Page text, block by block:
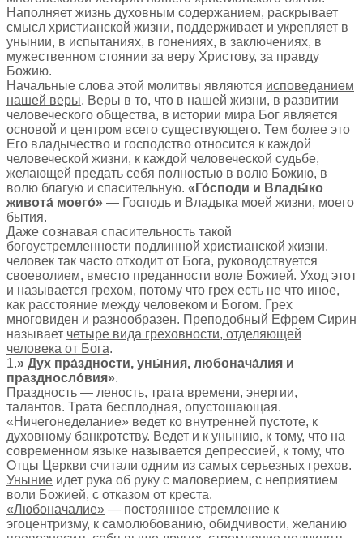
Наполняет жизнь духовным содержанием, раскрывает
смысл христианской жизни, поддерживает и укрепляет в
унынии, в испытаниях, в гонениях, в заключениях, в
мужественном стоянии за веру Христову, за правду
Божию.
Начальные слова этой молитвы являются исповеданием
нашей веры. Веры в то, что в нашей жизни, в развитии
человеческого общества, в истории мира Бог является
основой и центром всего существующего. Тем более это
Его владычество и господство относится к каждой
человеческой жизни, к каждой человеческой судьбе,
желающей предать себя полностью в волю Божию, в
волю благую и спасительную. «Го́споди и Влады́ко
живота́ моего́» — Господь и Владыка моей жизни, моего
бытия.
Даже сознавая спасительность такой
богоустремленности подлинной христианской жизни,
человек так часто отходит от Бога, руководствуется
своеволием, вместо преданности воле Божией. Уход этот
и называется грехом, потому что грех есть не что иное,
как расстояние между человеком и Богом. Грех
многовиден и разнообразен. Преподобный Ефрем Сирин
называет четыре вида греховности, отделяющей
человека от Бога.
1.» Дух пра́здности, уны́ния, любонача́лия и
праздносло́вия».
Праздность — леность, трата времени, энергии,
талантов. Трата бесплодная, опустошающая.
«Ничегонеделание» ведет ко внутренней пустоте, к
духовному банкротству. Ведет и к унынию, к тому, что на
современном языке называется депрессией, к тому, что
Отцы Церкви считали одним из самых серьезных грехов.
Уныние идет рука об руку с маловерием, с неприятием
воли Божией, с отказом от креста.
«Любоначалие» — постоянное стремление к
эгоцентризму, к самолюбованию, обидчивости, желанию